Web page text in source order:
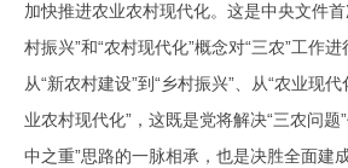
加快推进农业农村现代化。这是中央文件首
村振兴”和“农村现代化”概念对“三农”工作进
从“新农村建设”到“乡村振兴”、从“农业现代
业农村现代化”，这既是党将解决“三农问题
中之重”思路的一脉相承，也是决胜全面建